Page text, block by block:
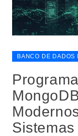
BANCO DE DADOS
Sistemas